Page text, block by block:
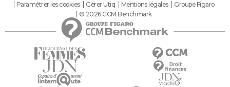
Paramétrer les cookies
Gérer Utiq Mentions légales
Groupe Figaro
© 2026 CCM Benchmark